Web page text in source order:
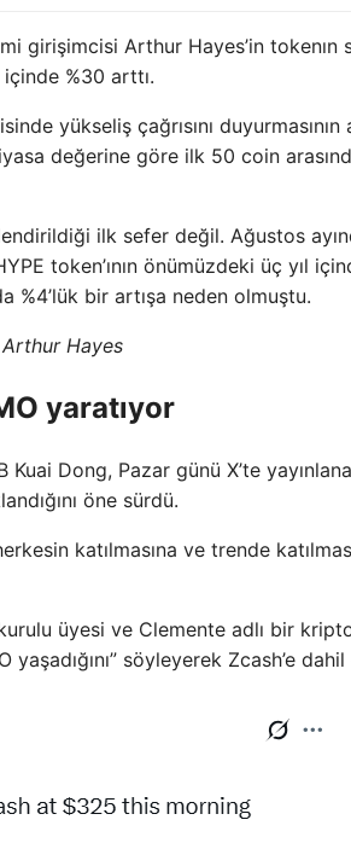
girişimcisi Arthur Hayes’in tokenın
%30 arttı.
yükseliş çağrısını
değerine göre ilk 50 coin
ilk sefer değil. Ağustos
token’ının önümüzdeki üç yıl
%4’lük bir artışa neden olmuştu.
Arthur Hayes
yaratıyor
Kuai Dong, Pazar günü X’te
öne sürdü.
katılmasına ve trende
üyesi ve Clemente adlı bir kripto
söyleyerek Zcash’e